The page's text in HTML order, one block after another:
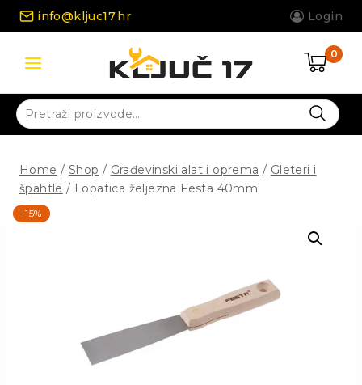
Skip
info@kljuc17.hr Login
0
Pretraži:
Home / Shop / Građevinski alat i oprema / Gleteri i
špahtle / Lopatica željezna Festa 40mm
-15%